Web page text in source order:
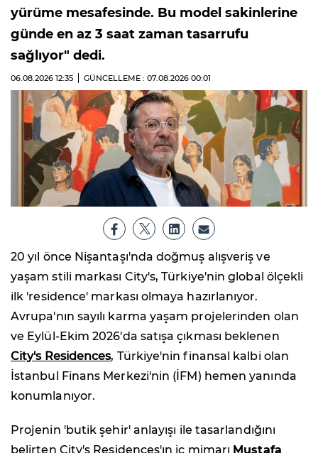
yürüme mesafesinde. Bu model sakinlerine
günde en az 3 saat zaman tasarrufu
sağlıyor" dedi.
06.08.2026 12:35 GÜNCELLEME : 07.08.2026 00:01
20 yıl önce Nişantaşı'nda doğmuş alışveriş ve
yaşam stili markası City's, Türkiye'nin global ölçekli
ilk 'residence' markası olmaya hazırlanıyor.
Avrupa'nın sayılı karma yaşam projelerinden olan
ve Eylül-Ekim 2026'da satışa çıkması beklenen
City's Residences, Türkiye'nin finansal kalbi olan
İstanbul Finans Merkezi'nin (İFM) hemen yanında
konumlanıyor.
Projenin 'butik şehir' anlayışı ile tasarlandığını
belirten City's Residences'ın iç mimarı Mustafa